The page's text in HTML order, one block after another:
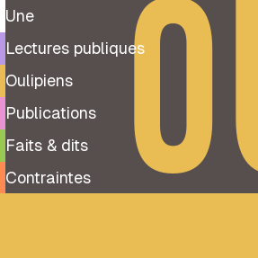
Une
Lectures publiques
Oulipiens
Publications
Faits & dits
Contraintes